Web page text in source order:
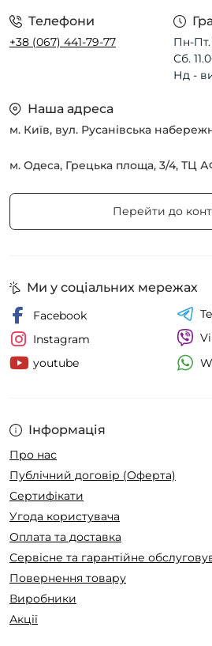
Телефони
+38 (067) 441-79-77
Пн-Пт.
Сб.
Нд -
Наша адреса
м. Київ, вул. Русанівська
м. Одеса, Грецька площа, 3/4, ТЦ
Перейти до
Інформація
Про нас
Публічний договір (Оферта)
Сертифікати
Угода користувача
Оплата та доставка
Сервісне та гарантійне
Повернення товару
Виробники
Акції
Ми у соціальних мережах
Facebook
Instagram
youtube